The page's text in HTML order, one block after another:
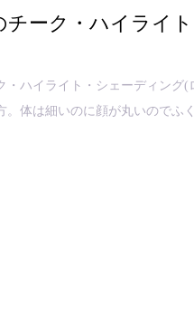
チーク・ハイライ
・ハイライト・シェーディング
。体は細いのに顔が丸いのでふ